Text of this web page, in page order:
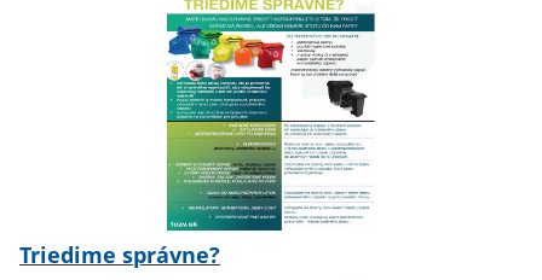
Triedime správne?